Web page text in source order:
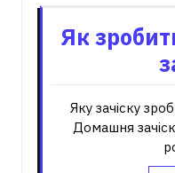
Як
Яку зачіску
Домашня